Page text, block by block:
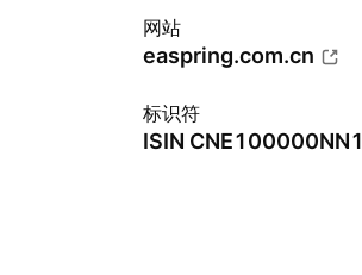
网站
easpring.com.cn
标识符
ISIN CNE100000NN1